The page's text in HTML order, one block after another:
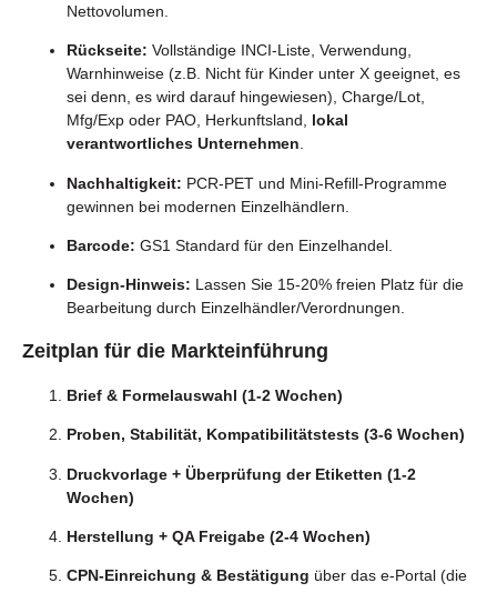
Nettovolumen.
Rückseite: Vollständige INCI-Liste, Verwendung,
Warnhinweise (z.B. Nicht für Kinder unter X geeignet, es
sei denn, es wird darauf hingewiesen), Charge/Lot,
Mfg/Exp oder PAO, Herkunftsland, lokal
verantwortliches Unternehmen
Nachhaltigkeit: PCR-PET und Mini-Refill-Programme
gewinnen bei modernen Einzelhändlern.
Barcode: GS1 Standard für den Einzelhandel.
Design-Hinweis: Lassen Sie 15-20% freien Platz für die
Bearbeitung durch Einzelhändler/Verordnungen.
Zeitplan für die Markteinführung
Brief & Formelauswahl (1-2 Wochen)
Proben, Stabilität, Kompatibilitätstests (3-6 Wochen)
Druckvorlage + Überprüfung der Etiketten (1-2
Wochen)
Herstellung + QA Freigabe (2-4 Wochen)
CPN-Einreichung & Bestätigung über das e-Portal (die